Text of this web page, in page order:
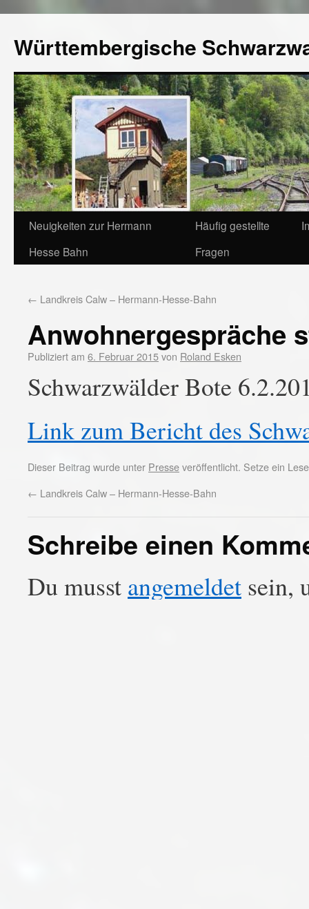
Württembergische
Neuigkeiten zur Hermann
Hesse Bahn
Häufig gestellte
Fragen
← Landkreis Calw – Hermann-Hesse-Bahn
Anwohnergespräche
Publiziert am 6. Februar 2015von Roland Esken
Schwarzwälder Bote
Link zum Bericht des
Dieser Beitrag wurde unter Presseveröffentlicht. Setze ein
← Landkreis Calw – Hermann-Hesse-Bahn
Schreibe einen
Du musst angemeldet sein,